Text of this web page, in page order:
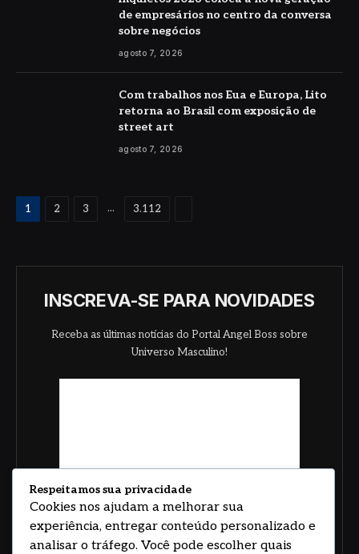
de empresários no centro da conversa
sobre negócios
agosto 7, 2026
Com trabalhos nos Eua e Europa, Lito
retorna ao Brasil com exposição de
street art
agosto 7, 2026
1 2 3 ... 3.112
INSCREVA-SE PARA NOVIDADES
Receba as últimas notícias do Portal Angel Boss sobre
Universo Masculino!
Respeitamos sua privacidade
Cookies nos ajudam a melhorar sua
experiência, entregar conteúdo personalizado e
analisar o tráfego. Você pode escolher quais